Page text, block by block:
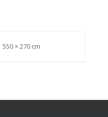
550 × 270 cm